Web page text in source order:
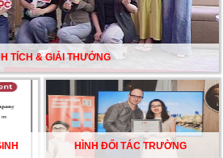
ÚC DẦN TRỞ THÀNH LỰA CHỌN HÀNG
DU HỌC SINH NĂM 2026 – VÀ TẤT CẢ
LÝ DO!!
GIẤC MƠ DU HỌC MỸ – BẮT ĐẦU TỪ NGÀY
DANH & SĂN HỌC BỔNG KỲ SPRING 2026
TÍCH & GIẢI THƯỞNG
HÌNH ĐỐI TÁC TRƯỜNG